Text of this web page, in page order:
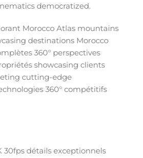
democratized.
Morocco Atlas mountains
destinations Morocco
360° perspectives
showcasing clients
cutting-edge
360° compétitifs
détails exceptionnels